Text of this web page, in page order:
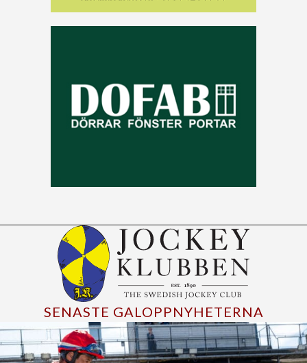
SENASTE GALOPPNYHETERNA